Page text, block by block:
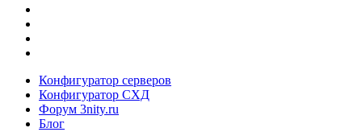
Конфигуратор серверов
Конфигуратор СХД
Форум 3nity.ru
Блог